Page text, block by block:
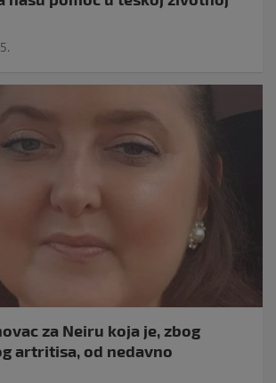
za Neiru koja je, zbog
artritisa, od nedavno